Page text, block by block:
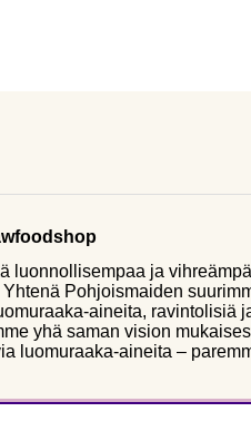
luonnollisempaa ja
Pohjoismaiden
aineita, ravintolisiä
yhä saman vision
luomuraaka-aineita –